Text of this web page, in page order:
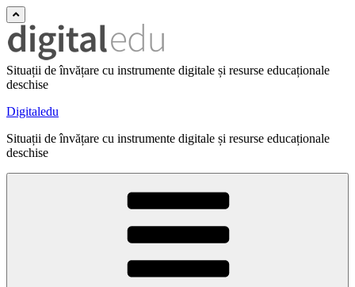
Situații de învățare cu instrumente digitale și resurse educaționale
deschise
Digitaledu
Situații de învățare cu instrumente digitale și resurse educaționale
deschise